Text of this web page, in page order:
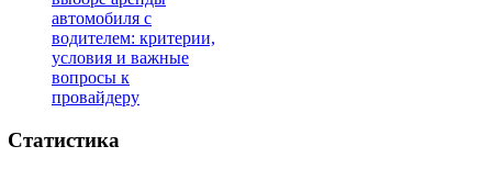
автомобиля с
водителем: критерии,
условия и важные
вопросы к
провайдеру
Статистика